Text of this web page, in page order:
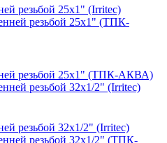
резьбой 25х1" (Irritec)
резьбой 25х1" (ТПК-АКВА)
резьбой 32х1/2" (Irritec)